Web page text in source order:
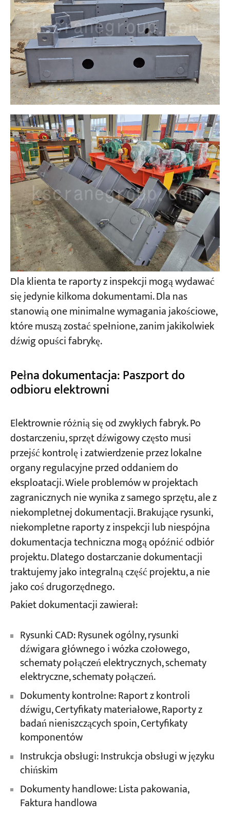
Dla klienta te raporty z inspekcji mogą wydawać
się jedynie kilkoma dokumentami. Dla nas
stanowią one minimalne wymagania jakościowe,
które muszą zostać spełnione, zanim jakikolwiek
dźwig opuści fabrykę.
Pełna dokumentacja: Paszport do
odbioru elektrowni
Elektrownie różnią się od zwykłych fabryk. Po
dostarczeniu, sprzęt dźwigowy często musi
przejść kontrolę i zatwierdzenie przez lokalne
organy regulacyjne przed oddaniem do
eksploatacji. Wiele problemów w projektach
zagranicznych nie wynika z samego sprzętu, ale z
niekompletnej dokumentacji. Brakujące rysunki,
niekompletne raporty z inspekcji lub niespójna
dokumentacja techniczna mogą opóźnić odbiór
projektu. Dlatego dostarczanie dokumentacji
traktujemy jako integralną część projektu, a nie
jako coś drugorzędnego.
Pakiet dokumentacji zawierał:
Rysunki CAD: Rysunek ogólny, rysunki
dźwigara głównego i wózka czołowego,
schematy połączeń elektrycznych, schematy
elektryczne, schematy połączeń.
Dokumenty kontrolne: Raport z kontroli
dźwigu, Certyfikaty materiałowe, Raporty z
badań nieniszczących spoin, Certyfikaty
komponentów
Instrukcja obsługi: Instrukcja obsługi w języku
chińskim
Dokumenty handlowe: Lista pakowania,
Faktura handlowa